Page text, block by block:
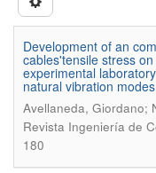
Development of an
cables'tensile stress
experimental
natural vibration
Avellaneda, Giordano;
Revista Ingeniería de
180